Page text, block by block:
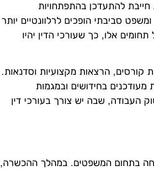
להתעדכן בהתפתחויות
סביבתי הופכים לרלוונטיים יותר
אלו, כך שעורכי הדין יהיו
קורסים, הרצאות מקצועיות וסדנאות.
בחידושים ובמגמות
העבודה, שבה יש צורך בעורכי דין
בתחום המשפטים. במהלך ההכשרה,